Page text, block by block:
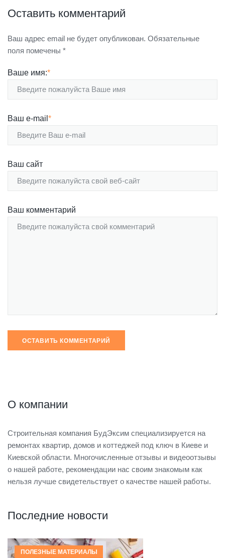
Оставить комментарий
Ваш адрес email не будет опубликован. Обязательные
поля помечены *
Ваше имя:*
Ваш e-mail *
Ваш сайт
Ваш комментарий
О компании
Строительная компания БудЭксим специализируется на
ремонтах квартир, домов и коттеджей под ключ в Киеве и
Киевской области. Многочисленные отзывы и видеоотзывы
о нашей работе, рекомендации нас своим знакомым как
нельзя лучше свидетельствует о качестве нашей работы.
Последние новости
ПОЛЕЗНЫЕ МАТЕРИАЛЫ